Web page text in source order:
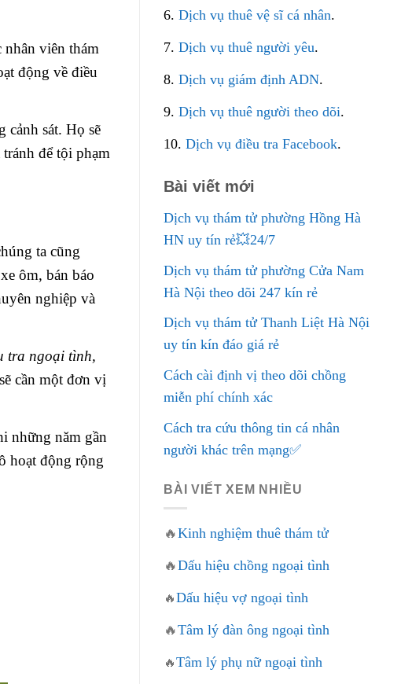
viên thám
động về điều
sát. Họ sẽ
để tội phạm
ta cũng
ôm, bán báo
nghiệp và
tra ngoại tình,
cần một đơn vị
những năm gần
hoạt động rộng
6. Dịch vụ thuê vệ sĩ cá nhân.
7. Dịch vụ thuê người yêu.
8. Dịch vụ giám định ADN.
9. Dịch vụ thuê người theo dõi.
10. Dịch vụ điều tra Facebook.
Bài viết mới
Dịch vụ thám tử phường Hồng Hà
HN uy tín rẻ💥24/7
Dịch vụ thám tử phường Cửa Nam
Hà Nội theo dõi 247 kín rẻ
Dịch vụ thám tử Thanh Liệt Hà Nội
uy tín kín đáo giá rẻ
Cách cài định vị theo dõi chồng
miễn phí chính xác
Cách tra cứu thông tin cá nhân
người khác trên mạng✅
BÀI VIẾT XEM NHIỀU
🔥Kinh nghiệm thuê thám tử
🔥Dấu hiệu chồng ngoại tình
🔥Dấu hiệu vợ ngoại tình
🔥Tâm lý đàn ông ngoại tình
🔥Tâm lý phụ nữ ngoại tình